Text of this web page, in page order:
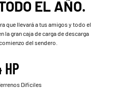
EL AÑO.
que llevará a tus amigos y todo el
la gran caja de carga de descarga
del sendero.
HP
Difíciles